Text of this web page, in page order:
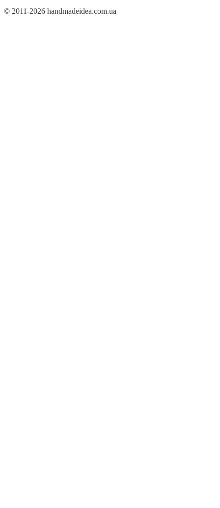
© 2011-2026 handmadeidea.com.ua